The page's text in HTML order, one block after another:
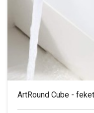
ArtRound Cube -